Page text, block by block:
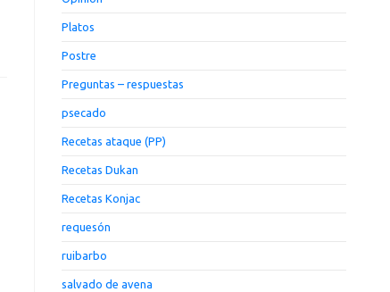
Platos
Postre
Preguntas – respuestas
psecado
Recetas ataque (PP)
Recetas Dukan
Recetas Konjac
requesón
ruibarbo
salvado de avena